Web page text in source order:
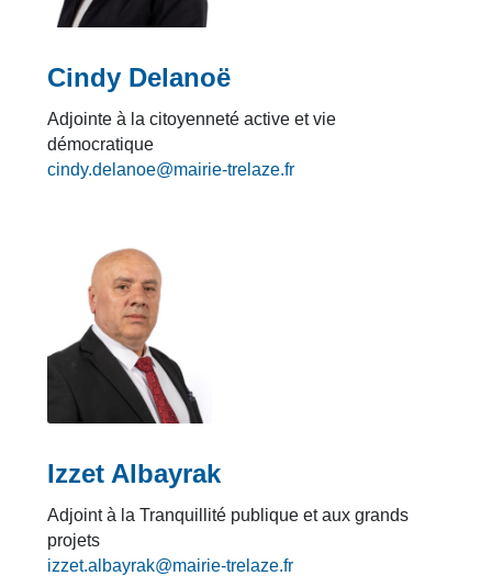
Cindy Delanoë
Adjointe à la citoyenneté active et vie
démocratique
cindy.delanoe@mairie-trelaze.fr
Izzet Albayrak
Adjoint à la Tranquillité publique et aux grands
projets
izzet.albayrak@mairie-trelaze.fr